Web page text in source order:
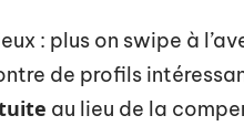
: plus on swipe à
de profils
au lieu de la